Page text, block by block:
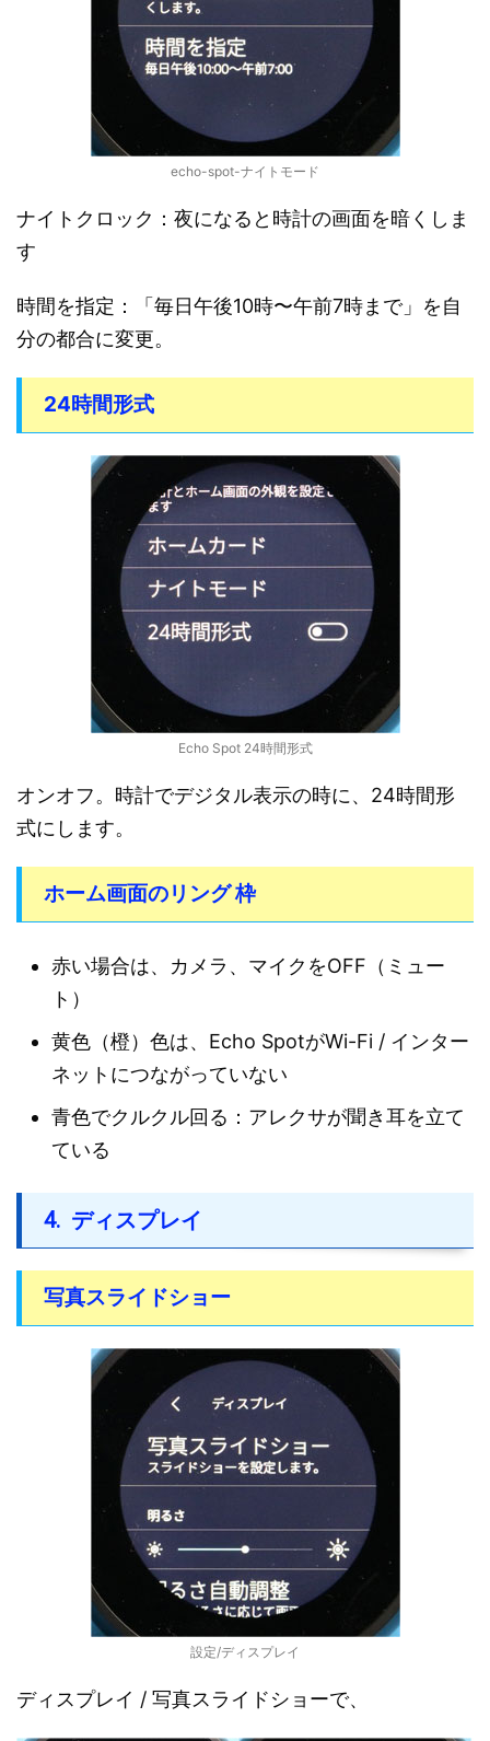
echo-spot-ナイトモード
ナイトクロック：夜になると時計の画面を暗くしま
す
時間を指定：「毎日午後10時〜午前7時まで」を自
分の都合に変更。
24時間形式
Echo Spot 24時間形式
オンオフ。時計でデジタル表示の時に、24時間形
式にします。
ホーム画面のリング 枠
赤い場合は、カメラ、マイクをOFF（ミュー
ト）
黄色（橙）色は、Echo SpotがWi-Fi / インター
ネットにつながっていない
青色でクルクル回る：アレクサが聞き耳を立て
ている
ディスプレイ
写真スライドショー
設定/ディスプレイ
ディスプレイ / 写真スライドショーで、